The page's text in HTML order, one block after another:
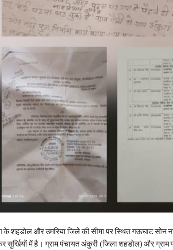
शहडोल और उमरिया जिले की सीमा पर स्थित गऊघाट सोन
सुर्खियों में है। ग्राम पंचायत अंकुरी (जिला शहडोल) और